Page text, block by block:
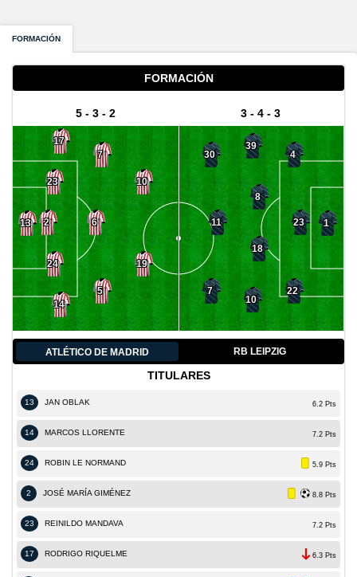
FORMACIÓN
FORMACIÓN
5 - 3 - 2
13
17
23
2
24
14
7
6
5
10
19
3 - 4 - 3
1
4
23
22
39
8
18
10
30
11
7
ATLÉTICO DE MADRID RB LEIPZIG
TITULARES
13 JAN OBLAK 6.2 Pts
14 MARCOS LLORENTE 7.2 Pts
24 ROBIN LE NORMAND 5.9 Pts
2 JOSÉ MARÍA GIMÉNEZ 8.8 Pts
23 REINILDO MANDAVA 7.2 Pts
17 RODRIGO RIQUELME 6.3 Pts